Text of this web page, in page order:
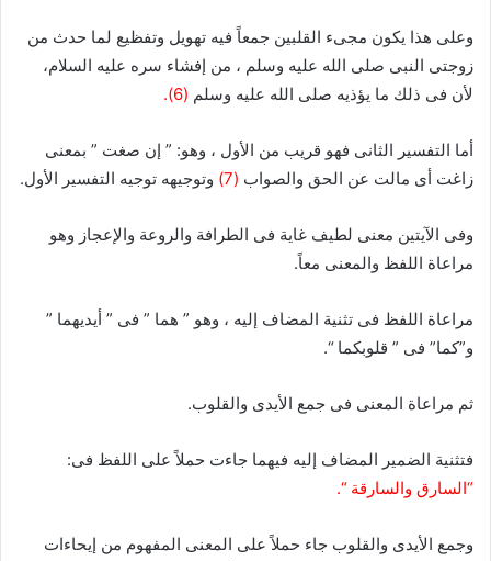
وعلى هذا يكون مجىء القلبين جمعاً فيه تهويل وتفظيع لما حدث من
زوجتى النبى صلى الله عليه وسلم ، من إفشاء سره عليه السلام،
لأن فى ذلك ما يؤذيه صلى الله عليه وسلم (6).
أما التفسير الثانى فهو قريب من الأول ، وهو: ” إن صغت ” بمعنى
زاغت أى مالت عن الحق والصواب (7) وتوجيهه توجيه التفسير الأول.
وفى الآيتين معنى لطيف غاية فى الطرافة والروعة والإعجاز وهو
مراعاة اللفظ والمعنى معاً.
مراعاة اللفظ فى تثنية المضاف إليه ، وهو ” هما ” فى ” أيديهما ”
و”كما” فى ” قلوبكما “.
ثم مراعاة المعنى فى جمع الأيدى والقلوب.
فتثنية الضمير المضاف إليه فيهما جاءت حملاً على اللفظ فى:
“السارق والسارقة “.
وجمع الأيدى والقلوب جاء حملاً على المعنى المفهوم من إيحاءات